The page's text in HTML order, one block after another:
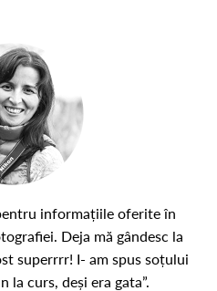
informațiile oferite în
Deja mă gândesc la
superrrr! I- am spus soțului
la curs, deși era gata”.